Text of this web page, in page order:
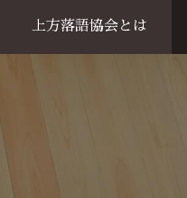
上方落語協会とは